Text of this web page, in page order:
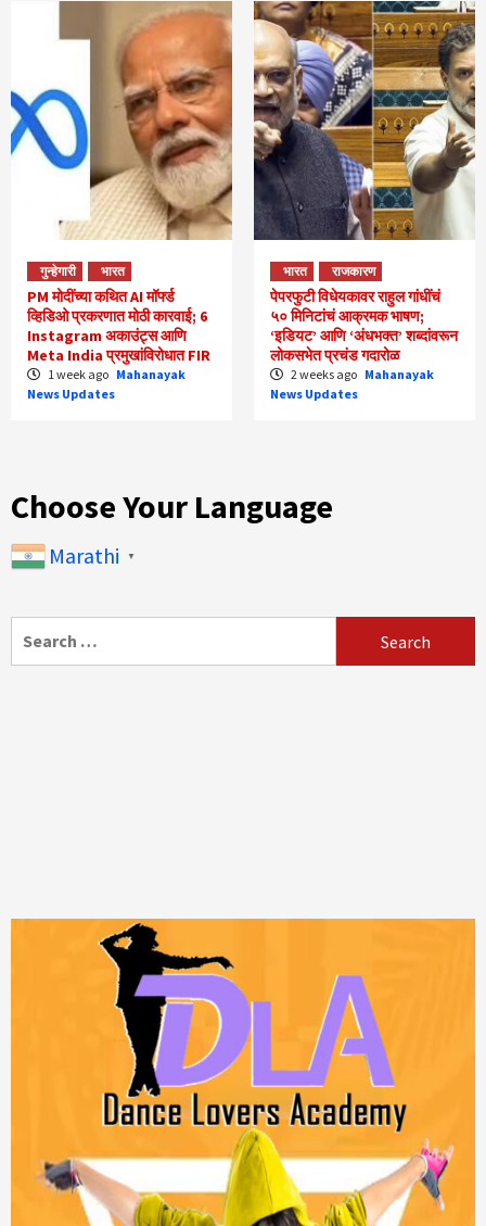
गुन्हेगारी भारत
PM मोदींच्या कथित AI मॉर्फ्ड
व्हिडिओ प्रकरणात मोठी कारवाई; 6
Instagram अकाउंट्स आणि
Meta India प्रमुखांविरोधात FIR
1 week ago Mahanayak
News Updates
भारत राजकारण
पेपरफुटी विधेयकावर राहुल गांधींचं
५० मिनिटांचं आक्रमक भाषण;
‘इडियट’ आणि ‘अंधभक्त’ शब्दांवरून
लोकसभेत प्रचंड गदारोळ
2 weeks ago Mahanayak
News Updates
Choose Your Language
Marathi ▼